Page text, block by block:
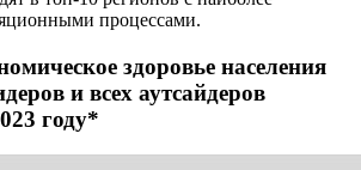
процессами.
здоровье населения
и всех аутсайдеров
году*